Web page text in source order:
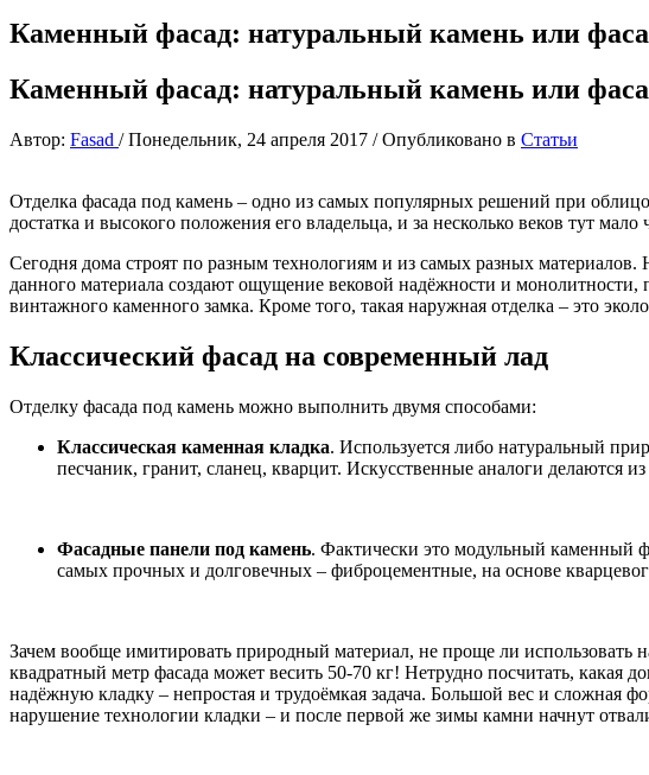
Каменный фасад: натуральный камень или
Каменный фасад: натуральный камень или
Автор: Fasad /Понедельник, 24 апреля 2017 /Опубликовано в Статьи
Отделка фасада под камень – одно из самых популярных решений при
достатка и высокого положения его владельца, и за несколько веков тут мало
Сегодня дома строят по разным технологиям и из самых разных
данного материала создают ощущение вековой надёжности и
винтажного каменного замка. Кроме того, такая наружная отделка – это
Классический фасад на современный лад
Отделку фасада под камень можно выполнить двумя способами:
Классическая каменная кладка. Используется либо натуральный
песчаник, гранит, сланец, кварцит. Искусственные аналоги делаются
Фасадные панели под камень. Фактически это модульный каменный
самых прочных и долговечных – фиброцементные, на основе
Зачем вообще имитировать природный материал, не проще ли
квадратный метр фасада может весить 50-70 кг! Нетрудно посчитать, какая
надёжную кладку – непростая и трудоёмкая задача. Большой вес и сложная
нарушение технологии кладки – и после первой же зимы камни начнут